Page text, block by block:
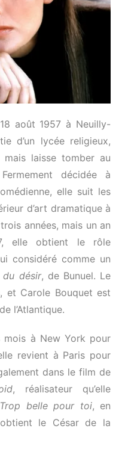
août 1957 à Neuilly-
d’un lycée religieux,
mais laisse tomber au
décidée à
elle suit les
d’art dramatique à
années, mais un an
elle obtient le rôle
considéré comme un
désir, de Bunuel. Le
et Carole Bouquet est
l’Atlantique.
mois à New York pour
revient à Paris pour
dans le film de
, réalisateur qu’elle
Trop belle pour toi, en
le César de la